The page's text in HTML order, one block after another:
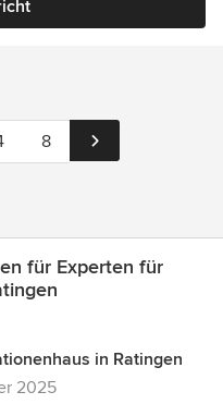
8
für Experten für
in Ratingen
2025